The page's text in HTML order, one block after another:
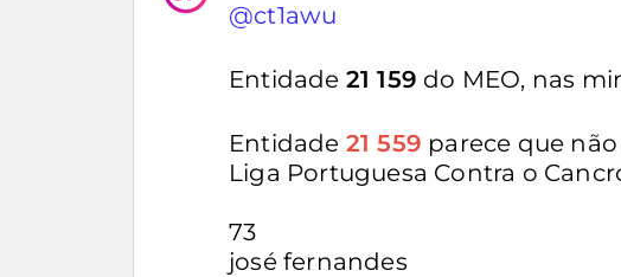
@ct1awu
Entidade 21 159 do MEO, nas
Entidade 21 559 parece que
Liga Portuguesa Contra o
73
josé fernandes